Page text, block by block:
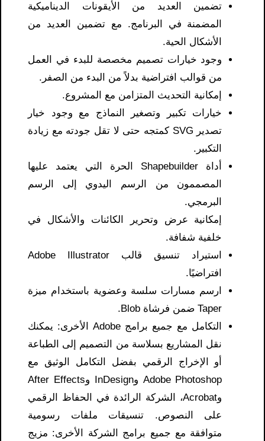
تضمين العديد من الأيقونات الديناميكية
المضمنة في البرنامج. مع تضمين العديد من
الأشكال الحية.
وجود خيارات تصميم مخصصة للبدء في العمل
من قوالب افتراضية بدلاً من البدء من الصفر.
إمكانية التحديث المتزامن مع المشروع.
خيارات تكبير وتصغير النماذج مع وجود خيار
تصدير SVG كمتجه حتى لا تقل جودته مع زيادة
التكبير.
أداة Shapebuilder الحرة التي يعتمد عليها
المصممون من الرسم اليدوي إلى الرسم
البرمجي.
إمكانية عرض وتحرير الكائنات والأشكال في
خلفية شفافة.
استيراد تنسيق قالب Adobe Illustrator
افتراضيًا.
ارسم مسارات سلسة وعضوية باستخدام ميزة
Taper ضمن فرشاة Blob.
التكامل مع جميع برامج Adobe الأخرى: يمكنك
نقل المشاريع بسلاسة من التصميم إلى الطباعة
أو الإخراج الرقمي بفضل التكامل الوثيق مع
Adobe Photoshop وInDesign وAfter Effects
وAcrobat، الشركة الرائدة في الحفاظ الرقمي
على النصوص. تنسيقات ملفات رسومية
متوافقة مع جميع برامج الشركة الأخرى: مزيج